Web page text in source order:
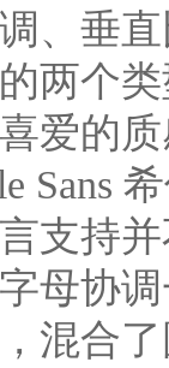
、垂
两个
爱的
Sans
支持
母协
混合